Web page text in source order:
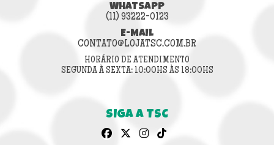
WHATSAPP
(11) 93222-0123
E-MAIL
CONTATO@LOJATSC.COM.BR
HORÁRIO DE ATENDIMENTO
SEGUNDA À SEXTA: 10:00HS ÀS 18:00HS
SIGA A TSC